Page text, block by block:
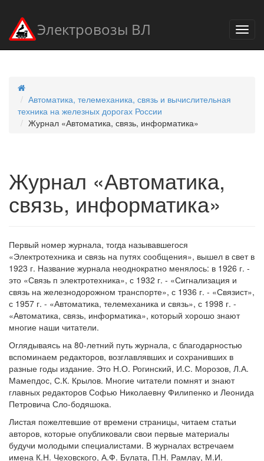
Электровозы ВЛ
Автоматика, телемеханика, связь и вычислительная
техника на железных дорогах России
Журнал «Автоматика, связь, информатика»
Журнал «Автоматика,
связь, информатика»
Первый номер журнала, тогда называвшегося
«Электротехника и связь на путях сообщения», вышел в свет в
1923 г. Название журнала неоднократно менялось: в 1926 г. -
это «Связь п электротехника», с 1932 г. - «Сигнализация и
связь на железнодорожном транспорте», с 1936 г. - «Связист»,
с 1957 г. - «Автоматика, телемеханика и связь», с 1998 г. -
«Автоматика, связь, информатика», который хорошо знают
многие наши читатели.
Оглядываясь на 80-летний путь журнала, с благодарностью
вспоминаем редакторов, возглавлявших и сохранивших в
разные годы издание. Это Н.О. Рогинский, И.С. Морозов, Л.А.
Мамепдос, С.К. Крылов. Многие читатели помнят и знают
главных редакторов Софью Николаевну Филипенко и Леонида
Петровича Сло-бодяшока.
Листая пожелтевшие от времени страницы, читаем статьи
авторов, которые опубликовали свои первые материалы
будучи молодыми специалистами. В журналах встречаем
имена К.Н. Чеховского, А.Ф. Булата, П.Н. Рамлау, М.И.